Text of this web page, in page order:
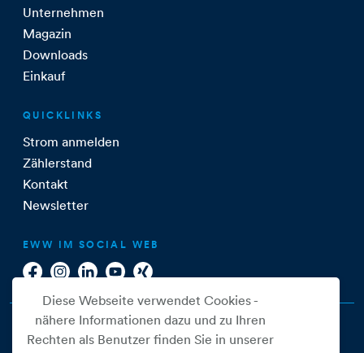
Unternehmen
Magazin
Downloads
Einkauf
QUICKLINKS
Strom anmelden
Zählerstand
Kontakt
Newsletter
EWW IM SOCIAL WEB
Diese Webseite verwendet Cookies -
nähere Informationen dazu und zu Ihren
Rechten als Benutzer finden Sie in unserer